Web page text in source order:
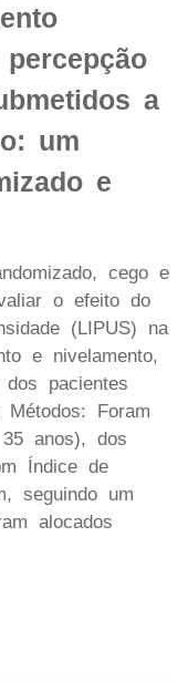
a
um
e
cego e
o efeito do
(LIPUS) na
e nivelamento,
pacientes
Foram
anos), dos
Índice de
seguindo um
alocados